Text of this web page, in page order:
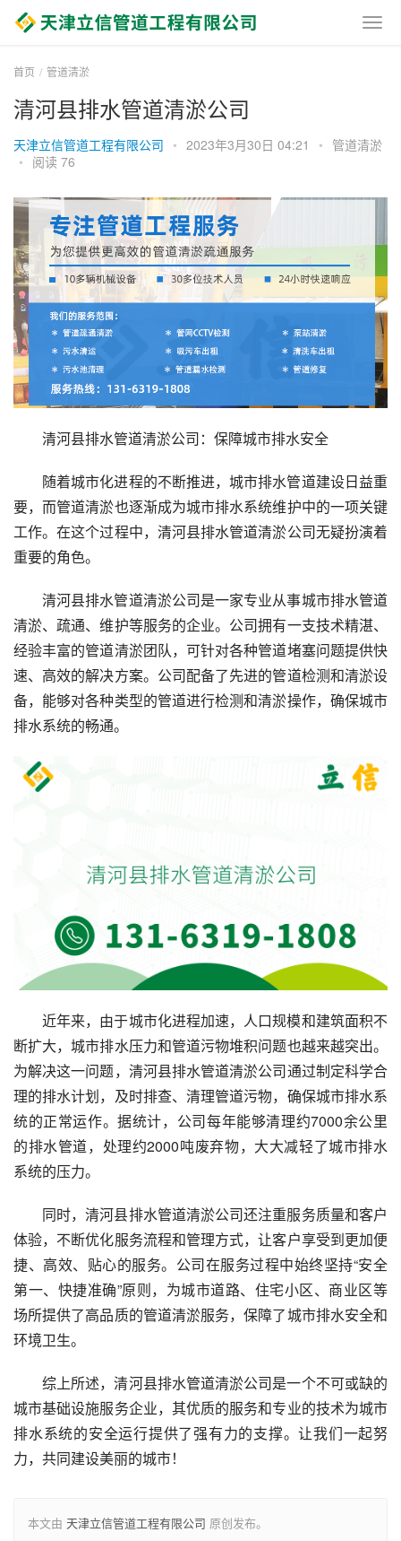
首页 管道清淤
清河县排水管道清淤公司
天津立信管道工程有限公司 • 2023年3月30日 04:21 • 管道清淤
• 阅读 76
清河县排水管道清淤公司：保障城市排水安全
随着城市化进程的不断推进，城市排水管道建设日益重
要，而管道清淤也逐渐成为城市排水系统维护中的一项关键
工作。在这个过程中，清河县排水管道清淤公司无疑扮演着
重要的角色。
清河县排水管道清淤公司是一家专业从事城市排水管道
清淤、疏通、维护等服务的企业。公司拥有一支技术精湛、
经验丰富的管道清淤团队，可针对各种管道堵塞问题提供快
速、高效的解决方案。公司配备了先进的管道检测和清淤设
备，能够对各种类型的管道进行检测和清淤操作，确保城市
排水系统的畅通。
近年来，由于城市化进程加速，人口规模和建筑面积不
断扩大，城市排水压力和管道污物堆积问题也越来越突出。
为解决这一问题，清河县排水管道清淤公司通过制定科学合
理的排水计划，及时排查、清理管道污物，确保城市排水系
统的正常运作。据统计，公司每年能够清理约7000余公里
的排水管道，处理约2000吨废弃物，大大减轻了城市排水
系统的压力。
同时，清河县排水管道清淤公司还注重服务质量和客户
体验，不断优化服务流程和管理方式，让客户享受到更加便
捷、高效、贴心的服务。公司在服务过程中始终坚持“安全
第一、快捷准确”原则，为城市道路、住宅小区、商业区等
场所提供了高品质的管道清淤服务，保障了城市排水安全和
环境卫生。
综上所述，清河县排水管道清淤公司是一个不可或缺的
城市基础设施服务企业，其优质的服务和专业的技术为城市
排水系统的安全运行提供了强有力的支撑。让我们一起努
力，共同建设美丽的城市！
本文由 天津立信管道工程有限公司 原创发布。